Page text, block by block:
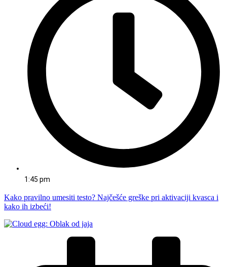
1:45 pm
Kako pravilno umesiti testo? Najčešće greške pri aktivaciji kvasca i
kako ih izbeći!